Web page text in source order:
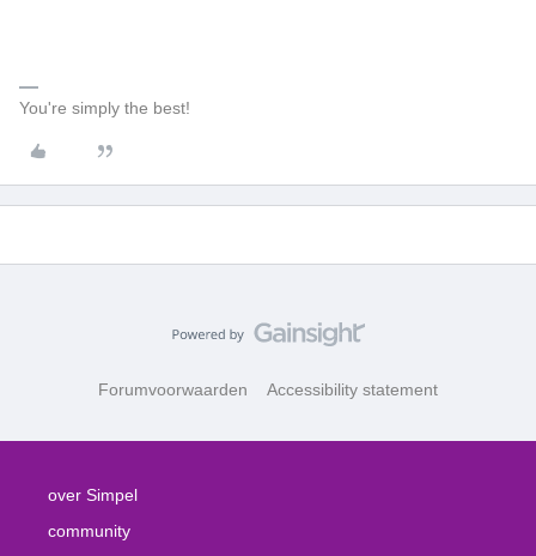
You're simply the best!
Forumvoorwaarden Accessibility statement
over Simpel
community